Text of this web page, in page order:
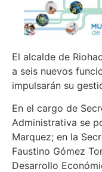
El alcalde de
a seis nuevos
impulsarán su
En el cargo de
Administrativa se
Marquez; en la
Faustino Gómez
Desarrollo